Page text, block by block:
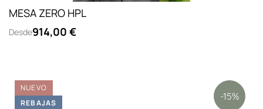
MESA ZERO HPL
Desde914,00 €
NUEVO
-15%
REBAJAS